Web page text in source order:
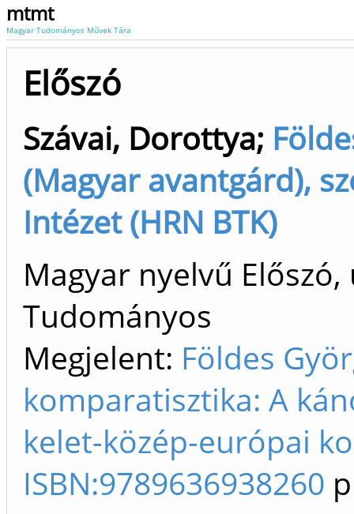
mtmt
Magyar Tudományos Művek Tára
Előszó
Szávai, Dorottya;
(Magyar avantgárd),
Intézet (HRN BTK)
Magyar nyelvű
Tudományos
Megjelent: Földes
komparatisztika: A
kelet-közép-európai
ISBN:9789636938260